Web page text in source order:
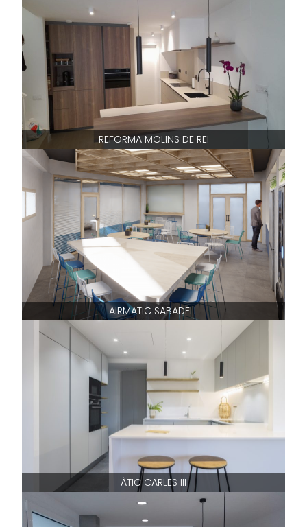
REFORMA MOLINS DE REI
AIRMATIC SABADELL
ÀTIC CARLES III